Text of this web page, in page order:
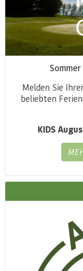
Melden Sie
beliebten
KIDS